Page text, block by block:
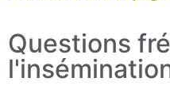
Questions